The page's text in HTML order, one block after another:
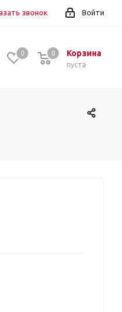
Войти
звонок
0 Корзина
пуста
0